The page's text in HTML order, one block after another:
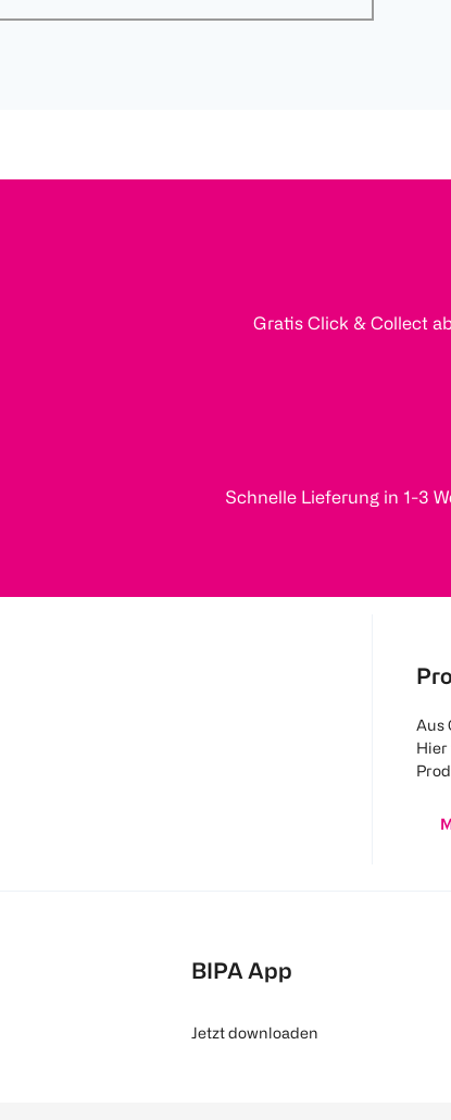
Gratis Click & Collect
Schnelle Lieferung in 1-3
Aus
Hier
BIPA App
Jetzt downloaden